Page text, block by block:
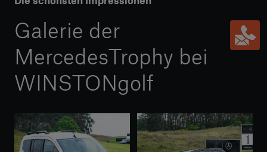
Galerie der
MercedesTrophy bei
WINSTONgolf